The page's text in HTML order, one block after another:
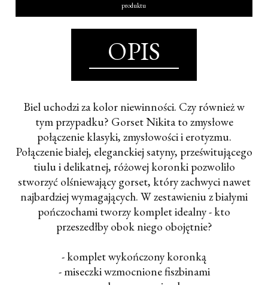
produktu
OPIS
Biel uchodzi za kolor niewinności. Czy również w
tym przypadku? Gorset Nikita to zmysłowe
połączenie klasyki, zmysłowości i erotyzmu.
Połączenie białej, eleganckiej satyny, prześwitującego
tiulu i delikatnej, różowej koronki pozwoliło
stworzyć olśniewający gorset, który zachwyci nawet
najbardziej wymagających. W zestawieniu z białymi
pończochami tworzy komplet idealny - kto
przeszedłby obok niego obojętnie?
- komplet wykończony koronką
- miseczki wzmocnione fiszbinami